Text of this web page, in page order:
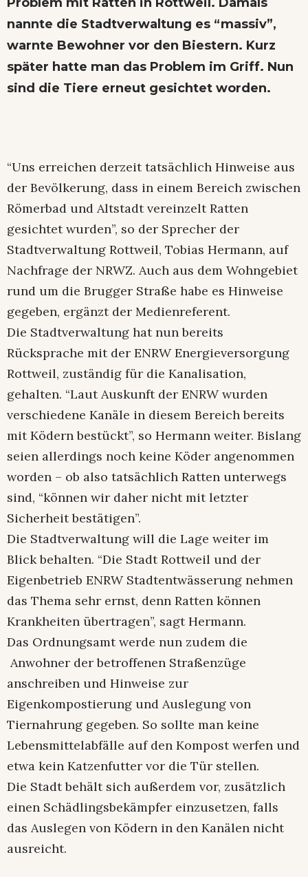
nannte die Stadtverwaltung es “massiv”,
warnte Bewohner vor den Biestern. Kurz
später hatte man das Problem im Griff. Nun
sind die Tiere erneut gesichtet worden.
“Uns erreichen derzeit tatsächlich Hinweise aus
der Bevölkerung, dass in einem Bereich zwischen
Römerbad und Altstadt vereinzelt Ratten
gesichtet wurden”, so der Sprecher der
Stadtverwaltung Rottweil, Tobias Hermann, auf
Nachfrage der NRWZ. Auch aus dem Wohngebiet
rund um die Brugger Straße habe es Hinweise
gegeben, ergänzt der Medienreferent.
Die Stadtverwaltung hat nun bereits
Rücksprache mit der ENRW Energieversorgung
Rottweil, zuständig für die Kanalisation,
gehalten. “Laut Auskunft der ENRW wurden
verschiedene Kanäle in diesem Bereich bereits
mit Ködern bestückt”, so Hermann weiter. Bislang
seien allerdings noch keine Köder angenommen
worden – ob also tatsächlich Ratten unterwegs
sind, “können wir daher nicht mit letzter
Sicherheit bestätigen”.
Die Stadtverwaltung will die Lage weiter im
Blick behalten. “Die Stadt Rottweil und der
Eigenbetrieb ENRW Stadtentwässerung nehmen
das Thema sehr ernst, denn Ratten können
Krankheiten übertragen”, sagt Hermann.
Das Ordnungsamt werde nun zudem die
Anwohner der betroffenen Straßenzüge
anschreiben und Hinweise zur
Eigenkompostierung und Auslegung von
Tiernahrung gegeben. So sollte man keine
Lebensmittelabfälle auf den Kompost werfen und
etwa kein Katzenfutter vor die Tür stellen.
Die Stadt behält sich außerdem vor, zusätzlich
einen Schädlingsbekämpfer einzusetzen, falls
das Auslegen von Ködern in den Kanälen nicht
ausreicht.